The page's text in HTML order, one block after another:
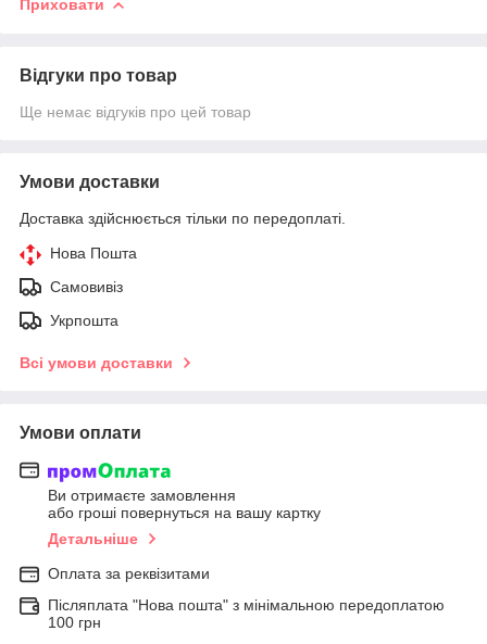
Приховати
Відгуки про товар
Ще немає відгуків про цей товар
Умови доставки
Доставка здійснюється тільки по передоплаті.
Нова Пошта
Самовивіз
Укрпошта
Всі умови доставки
Умови оплати
Ви отримаєте замовлення
або гроші повернуться на вашу картку
Детальніше
Оплата за реквізитами
Післяплата "Нова пошта" з мінімальною передоплатою
100 грн